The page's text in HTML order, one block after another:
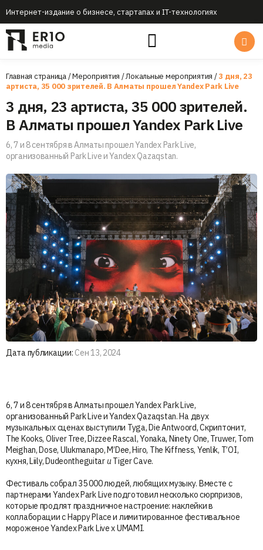
Интернет-издание о бизнесе, стартапах и IT-технологиях
Главная страница/Мероприятия /Локальные мероприятия /3 дня, 23
артиста, 35 000 зрителей. В Алматы прошел Yandex Park Live
3 дня, 23 артиста, 35 000 зрителей.
В Алматы прошел Yandex Park Live
6, 7 и 8 сентября в Алматы прошел Yandex Park Live,
организованный Park Live и Yandex Qazaqstan.
Дата публикации: Сен 13, 2024
6, 7 и 8 сентября в Алматы прошел Yandex Park Live,
организованный Park Live и Yandex Qazaqstan. На двух
музыкальных сценах выступили Tygа, Die Antwoord, Скриптонит,
The Kooks, Oliver Tree, Dizzee Rascal, Yonaka, Ninety One, Truwer, Tom
Meighan, Dose, Ulukmanapo, M’Dee, Hiro, The Kiffness, Yenlik, T’OI,
кухня, Liily, DudeontheguitarиTiger Cave.
Фестиваль собрал 35 000 людей, любящих музыку. Вместе с
партнерами Yandex Park Live подготовил несколько сюрпризов,
которые продлят праздничное настроение: наклейки в
коллаборации с Happy Place и лимитированное фестивальное
мороженое Yandex Park Live x UMAMI.